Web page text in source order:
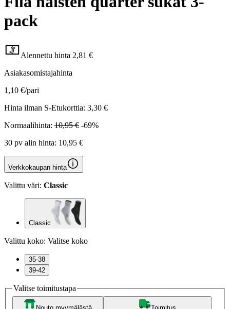
pack
Alennettu hinta 2,81 €
Asiakasomistajahinta
1,10 €/pari
Hinta ilman S-Etukorttia: 3,30 €
Normaalihinta: 10,95 € -69%
30 pv alin hinta: 10,95 €
Verkkokaupan hinta
Valittu väri: Classic
Classic
Valittu koko: Valitse koko
35-38
39-42
Valitse toimitustapa